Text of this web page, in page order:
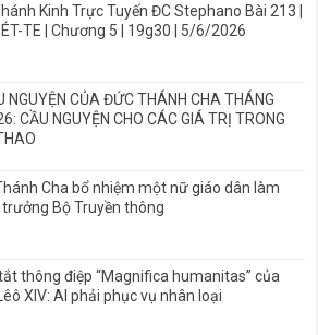
Kinh Trực Tuyến ĐC Stephano Bài 213 |
TE | Chương 5 | 19g30 | 5/6/2026
NGUYỆN CỦA ĐỨC THÁNH CHA THÁNG
CẦU NGUYỆN CHO CÁC GIÁ TRỊ TRONG
Cha bổ nhiệm một nữ giáo dân làm
Bộ Truyền thông
thông điệp “Magnifica humanitas” của
XIV: AI phải phục vụ nhân loại